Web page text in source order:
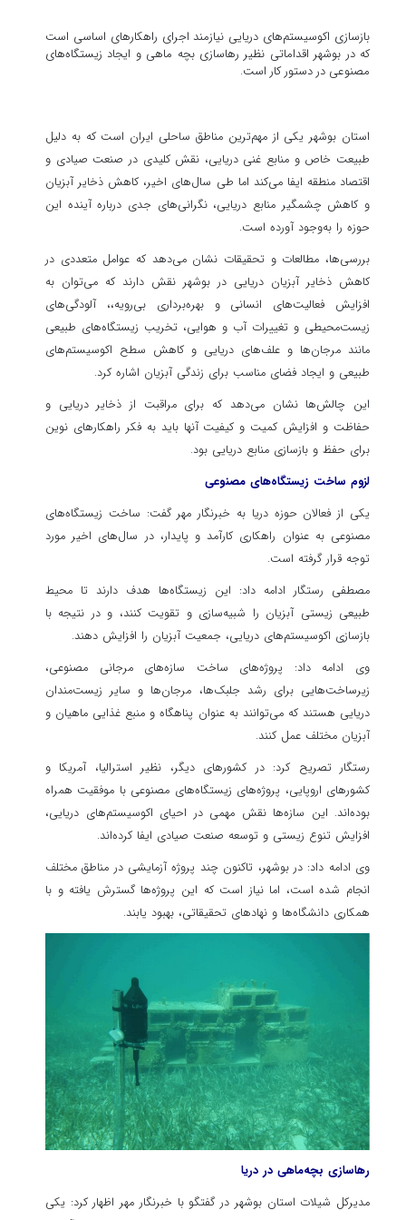
بازسازی اکوسیستم‌های دریایی نیازمند اجرای راهکارهای اساسی است
که در بوشهر اقداماتی نظیر رهاسازی بچه ماهی و ایجاد زیستگاه‌های
مصنوعی در دستور کار است.
استان بوشهر یکی از مهم‌ترین مناطق ساحلی ایران است که به دلیل
طبیعت خاص و منابع غنی دریایی، نقش کلیدی در صنعت صیادی و
اقتصاد منطقه ایفا می‌کند اما طی سال‌های اخیر، کاهش ذخایر آبزیان
و کاهش چشمگیر منابع دریایی، نگرانی‌های جدی درباره آینده این
حوزه را به‌وجود آورده است.
بررسی‌ها، مطالعات و تحقیقات نشان می‌دهد که عوامل متعددی در
کاهش ذخایر آبزیان دریایی در بوشهر نقش دارند که می‌توان به
افزایش فعالیت‌های انسانی و بهره‌برداری بی‌رویه،، آلودگی‌های
زیست‌محیطی و تغییرات آب و هوایی، تخریب زیستگاه‌های طبیعی
مانند مرجان‌ها و علف‌های دریایی و کاهش سطح اکوسیستم‌های
طبیعی و ایجاد فضای مناسب برای زندگی آبزیان اشاره کرد.
این چالش‌ها نشان می‌دهد که برای مراقبت از ذخایر دریایی و
حفاظت و افزایش کمیت و کیفیت آنها باید به فکر راهکارهای نوین
برای حفظ و بازسازی منابع دریایی بود.
لزوم ساخت زیستگاه‌های مصنوعی
یکی از فعالان حوزه دریا به خبرنگار مهر گفت: ساخت زیستگاه‌های
مصنوعی به عنوان راهکاری کارآمد و پایدار، در سال‌های اخیر مورد
توجه قرار گرفته است.
مصطفی رستگار ادامه داد: این زیستگاه‌ها هدف دارند تا محیط
طبیعی زیستی آبزیان را شبیه‌سازی و تقویت کنند، و در نتیجه با
بازسازی اکوسیستم‌های دریایی، جمعیت آبزیان را افزایش دهند.
وی ادامه داد: پروژه‌های ساخت سازه‌های مرجانی مصنوعی،
زیرساخت‌هایی برای رشد جلبک‌ها، مرجان‌ها و سایر زیست‌مندان
دریایی هستند که می‌توانند به عنوان پناهگاه و منبع غذایی ماهیان و
آبزیان مختلف عمل کنند.
رستگار تصریح کرد: در کشورهای دیگر، نظیر استرالیا، آمریکا و
کشورهای اروپایی، پروژه‌های زیستگاه‌های مصنوعی با موفقیت همراه
بوده‌اند. این سازه‌ها نقش مهمی در احیای اکوسیستم‌های دریایی،
افزایش تنوع زیستی و توسعه صنعت صیادی ایفا کرده‌اند.
وی ادامه داد: در بوشهر، تاکنون چند پروژه آزمایشی در مناطق مختلف
انجام شده است، اما نیاز است که این پروژه‌ها گسترش یافته و با
همکاری دانشگاه‌ها و نهادهای تحقیقاتی، بهبود یابند.
رهاسازی بچه‌ماهی در دریا
مدیرکل شیلات استان بوشهر در گفتگو با خبرنگار مهر اظهار کرد: یکی